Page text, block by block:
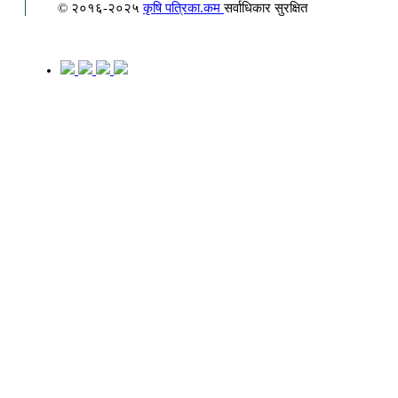
© २०१६-२०२५कृषि पत्रिका.कमसर्वाधिकार सुरक्षित